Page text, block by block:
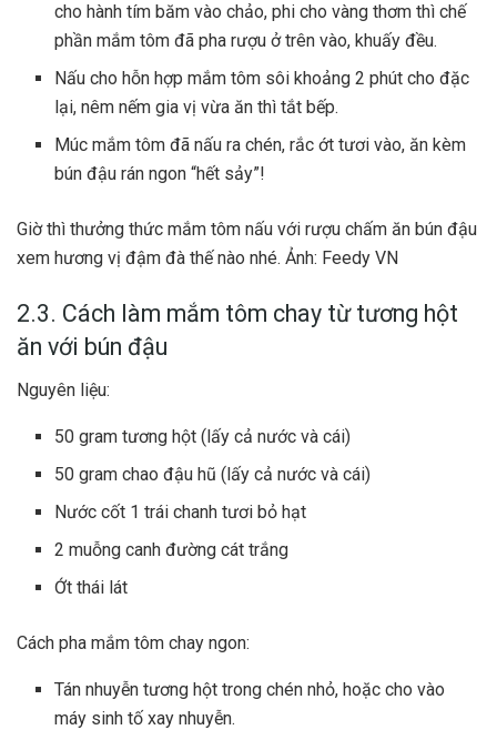
cho hành tím băm vào chảo, phi cho vàng thơm thì chế
phần mắm tôm đã pha rượu ở trên vào, khuấy đều.
Nấu cho hỗn hợp mắm tôm sôi khoảng 2 phút cho đặc
lại, nêm nếm gia vị vừa ăn thì tắt bếp.
Múc mắm tôm đã nấu ra chén, rắc ớt tươi vào, ăn kèm
bún đậu rán ngon “hết sảy”!
Giờ thì thưởng thức mắm tôm nấu với rượu chấm ăn bún đậu
xem hương vị đậm đà thế nào nhé. Ảnh: Feedy VN
2.3. Cách làm mắm tôm chay từ tương hột
ăn với bún đậu
Nguyên liệu:
50 gram tương hột (lấy cả nước và cái)
50 gram chao đậu hũ (lấy cả nước và cái)
Nước cốt 1 trái chanh tươi bỏ hạt
2 muỗng canh đường cát trắng
Ớt thái lát
Cách pha mắm tôm chay ngon:
Tán nhuyễn tương hột trong chén nhỏ, hoặc cho vào
máy sinh tố xay nhuyễn.